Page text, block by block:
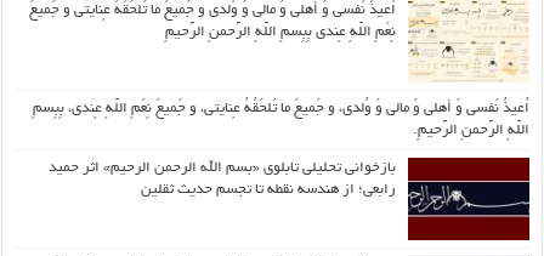
اُعیذُ نَفسی وَ أهلی وَ مالی وَ وُلدی و جَمیعَ ما تَلحَقُهُ عِنایتی و جَمیعَ
نِعَمِ اللّهِ عِندی بِبِسمِ اللّهِ الرَّحمنِ الرَّحیمِ
اُعیذُ نَفسی وَ أهلی وَ مالی وَ وُلدی، و جَمیعَ ما تَلحَقُهُ عِنایتی، و جَمیعَ نِعَمِ اللّهِ عِندی، بِبِسمِ
اللّهِ الرَّحمنِ الرَّحیمِ.
بازخوانی تحلیلی تابلوی «بسم الله الرحمن الرحیم» اثر حمید
رابعی؛ از هندسه نقطه تا تجسم حدیث ثقلین